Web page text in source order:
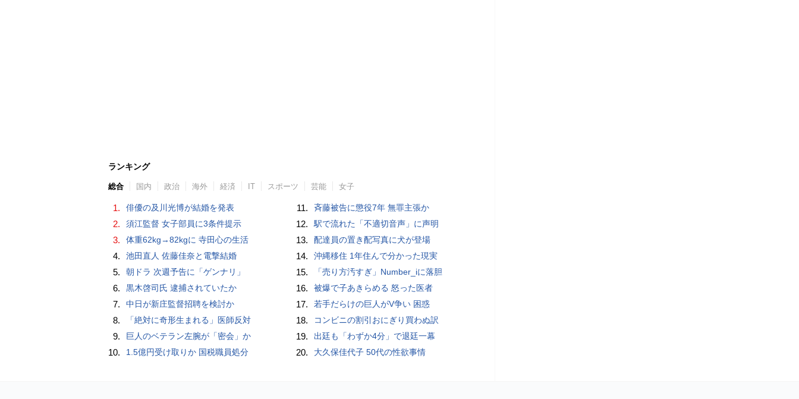
ランキング
総合 国内 政治 海外 経済 IT スポーツ 芸能 女子
1. 俳優の及川光博が結婚を発表
2. 須江監督 女子部員に3条件提示
3. 体重62kg→82kgに 寺田心の生活
4. 池田直人 佐藤佳奈と電撃結婚
5. 朝ドラ 次週予告に「ゲンナリ」
6. 黒木啓司氏 逮捕されていたか
7. 中日が新庄監督招聘を検討か
8. 「絶対に奇形生まれる」医師反対
9. 巨人のベテラン左腕が「密会」か
10. 1.5億円受け取りか 国税職員処分
11. 斉藤被告に懲役7年 無罪主張か
12. 駅で流れた「不適切音声」に声明
13. 配達員の置き配写真に犬が登場
14. 沖縄移住 1年住んで分かった現実
15. 「売り方汚すぎ」Number_iに落胆
16. 被爆で子あきらめる 怒った医者
17. 若手だらけの巨人がV争い 困惑
18. コンビニの割引おにぎり買わぬ訳
19. 出廷も「わずか4分」で退廷一幕
20. 大久保佳代子 50代の性欲事情